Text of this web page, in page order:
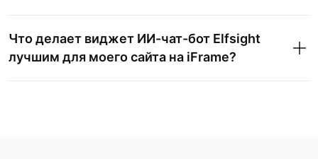
Что делает виджет ИИ-чат-бот Elfsight
лучшим для моего сайта на iFrame?